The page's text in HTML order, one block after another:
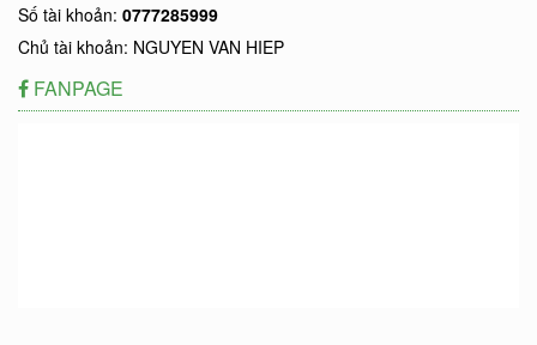
Số tài khoản: 0777285999
Chủ tài khoản: NGUYEN VAN HIEP
FANPAGE